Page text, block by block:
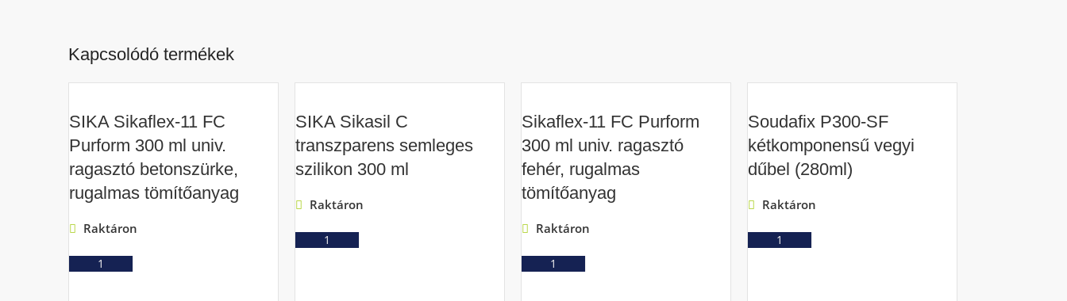
Kapcsolódó termékek
SIKA Sikaflex-11 FC
Purform 300 ml univ.
ragasztó betonszürke,
rugalmas tömítőanyag
Raktáron
SIKA Sikasil C
transzparens semleges
szilikon 300 ml
Raktáron
Sikaflex-11 FC Purform
300 ml univ. ragasztó
fehér, rugalmas
tömítőanyag
Raktáron
Soudafix P300-SF
kétkomponensű vegyi
dűbel (280ml)
Raktáron